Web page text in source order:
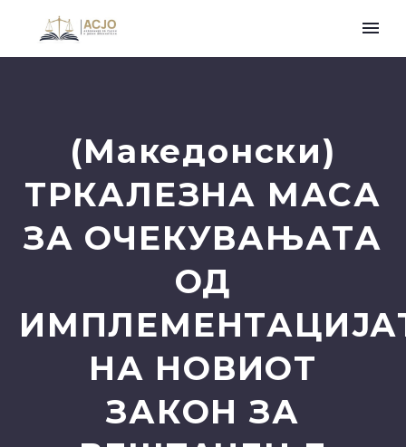
(Македонски)
ТРКАЛЕЗНА МАСА
ЗА ОЧЕКУВАЊАТА
ОД
НА НОВИОТ
ЗАКОН ЗА